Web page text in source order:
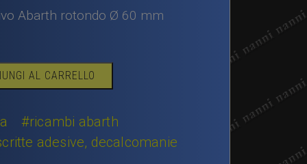
Abarth rotondo Ø 60 mm
AL CARRELLO
#ricambi abarth
adesive, decalcomanie